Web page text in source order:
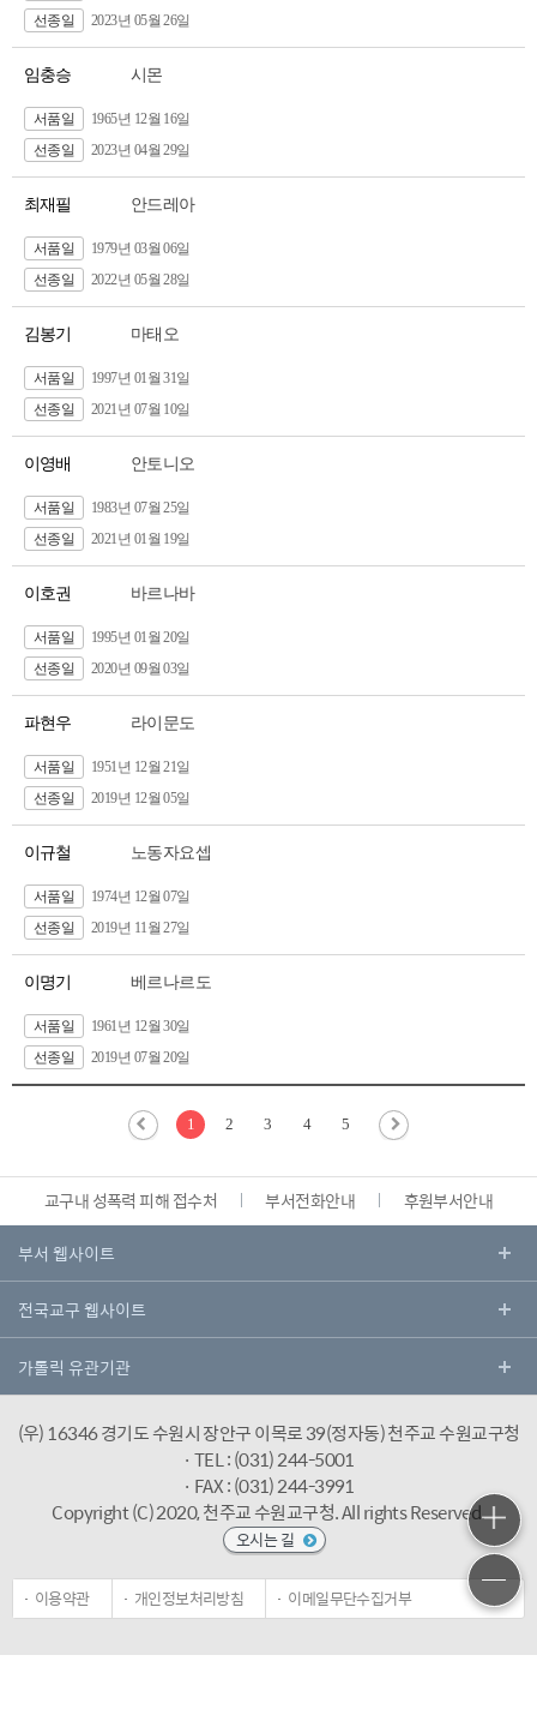
선종일
2023년 05월 26일
임충승 시몬
서품일
1965년 12월 16일
선종일
2023년 04월 29일
최재필 안드레아
서품일
1979년 03월 06일
선종일
2022년 05월 28일
김봉기 마태오
서품일
1997년 01월 31일
선종일
2021년 07월 10일
이영배 안토니오
서품일
1983년 07월 25일
선종일
2021년 01월 19일
이호권 바르나바
서품일
1995년 01월 20일
선종일
2020년 09월 03일
파현우 라이문도
서품일
1951년 12월 21일
선종일
2019년 12월 05일
이규철 노동자요셉
서품일
1974년 12월 07일
선종일
2019년 11월 27일
이명기 베르나르도
서품일
1961년 12월 30일
선종일
2019년 07월 20일
1 2 3 4 5
교구내 성폭력 피해 접수처 부서전화안내 후원부서안내
(우) 16346 경기도 수원시 장안구 이목로 39(정자동) 천주교 수원교구청
· TEL : (031) 244-5001
· FAX : (031) 244-3991
Copyright (C) 2020, 천주교 수원교구청.All rights Reserved.
오시는 길
이용약관 개인정보처리방침 이메일무단수집거부